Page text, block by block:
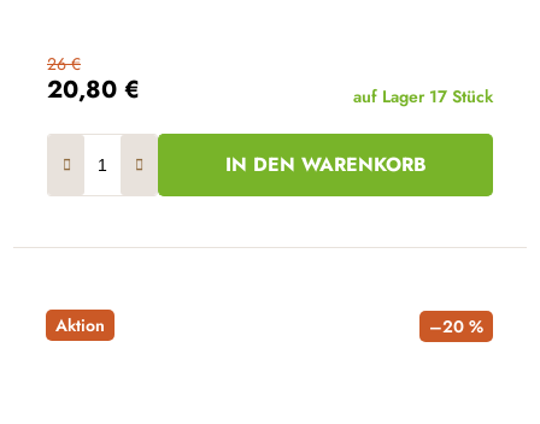
20,80 €
26 €
auf Lager 17 Stück
IN DEN WARENKORB
Aktion –20 %